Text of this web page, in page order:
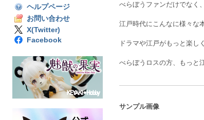
ヘルプページ
お問い合わせ
X(Twitter)
Facebook
べらぼうファンだけでなく
江戸時代にこんなに様々な
ドラマや江戸がもっと楽し
べらぼうロスの方、もっと
サンプル画像